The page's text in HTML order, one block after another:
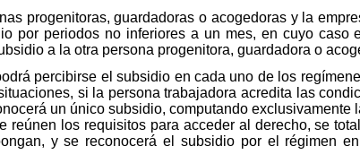
progenitoras, guardadoras o acogedoras y la
por periodos no inferiores a un mes, en cuyo caso
a la otra persona progenitora, guardadora o
percibirse el subsidio en cada uno de los
si la persona trabajadora acredita las
un único subsidio, computando exclusivamente
reúnen los requisitos para acceder al derecho, se
y se reconocerá el subsidio por el régimen